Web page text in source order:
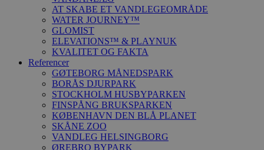
AT SKABE ET VANDLEGEOMRÅDE
WATER JOURNEY™
GLOMIST
ELEVATIONS™ & PLAYNUK
KVALITET OG FAKTA
Referencer
GØTEBORG MÅNEDSPARK
BORÅS DJURPARK
STOCKHOLM HUSBYPARKEN
FINSPÅNG BRUKSPARKEN
KØBENHAVN DEN BLÅ PLANET
SKÅNE ZOO
VANDLEG HELSINGBORG
ØREBRO BYPARK